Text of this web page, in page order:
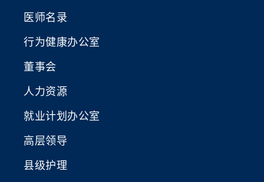
医师名录
行为健康办公室
董事会
人力资源
就业计划办公室
高层领导
县级护理